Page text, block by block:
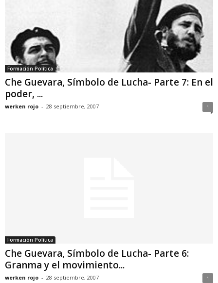
Formación Política
Che Guevara, Símbolo de Lucha- Parte 7: En el
poder, ...
werken rojo - 28 septiembre, 2007 1
Formación Política
Che Guevara, Símbolo de Lucha- Parte 6:
Granma y el movimiento...
werken rojo - 28 septiembre, 2007 1